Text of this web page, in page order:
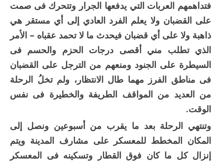
فتداهمهم العربات التي يدفعها الجرار وتتحرك فى صمت
على القضبان ولا يعلم الفرد العادي إلى أي مستقر هي
ذاهبة ولا على أي قضبان فيحدث ما لا تحمد عقباه – الأمر
الذي تطلب مني أقصى درجات الحزم والحسم فى
السيطرة على الجنود ومنعهم من الترجل على القضبان
فى مناطق الفرز مهما طال الانتظار، ولم تخلُ الرحلة
من العديد من المواقف الطريفة والخطيرة فى نفس
الوقت.
وتنتهي الرحلة بعد ما يقرب من أسبوعين ونصل إلى
المكان المخطط للمعسكر على مشارف المدينة ويتم
إنزال كل ما كان فوق القطار وتسكينه فى المعسكر